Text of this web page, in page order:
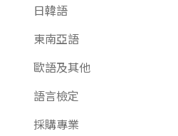
日韓語
東南亞語
歐語及其他
語言檢定
採購專業